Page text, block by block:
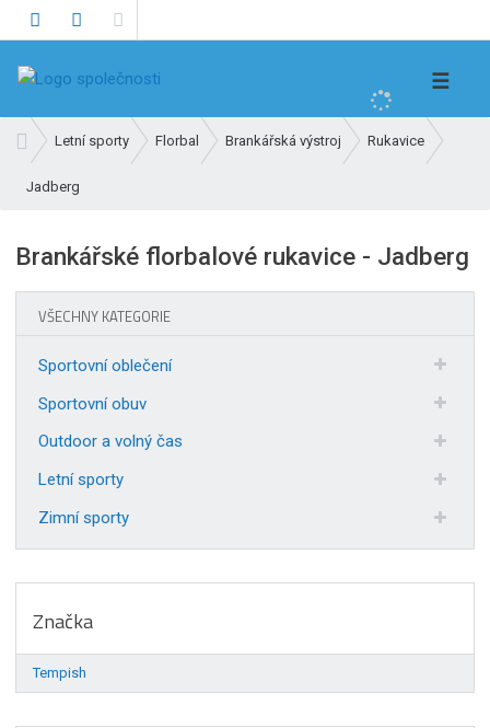
h
t
☰
v
o
í
Letní sporty Florbal Brankářská výstroj Rukavice
Jadberg
Brankářské florbalové rukavice - Jadberg
VŠECHNY KATEGORIE
Sportovní oblečení
Sportovní obuv
Outdoor a volný čas
Letní sporty
Zimní sporty
Značka
Tempish